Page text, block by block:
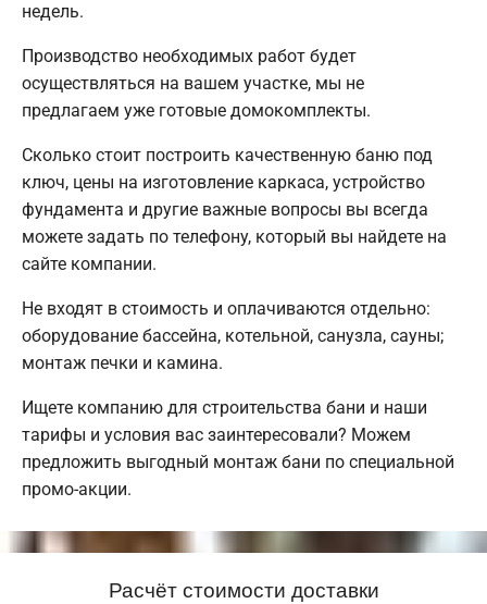
недель.
Производство необходимых работ будет
осуществляться на вашем участке, мы не
предлагаем уже готовые домокомплекты.
Сколько стоит построить качественную баню под
ключ, цены на изготовление каркаса, устройство
фундамента и другие важные вопросы вы всегда
можете задать по телефону, который вы найдете на
сайте компании.
Не входят в стоимость и оплачиваются отдельно:
оборудование бассейна, котельной, санузла, сауны;
монтаж печки и камина.
Ищете компанию для строительства бани и наши
тарифы и условия вас заинтересовали? Можем
предложить выгодный монтаж бани по специальной
промо-акции.
Расчёт стоимости доставки